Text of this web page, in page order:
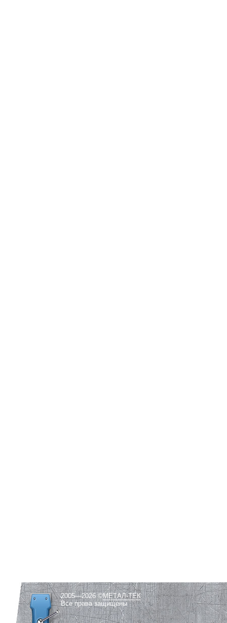
2005—2026 ©МЕТАЛ-ТЕК
Все права защищены